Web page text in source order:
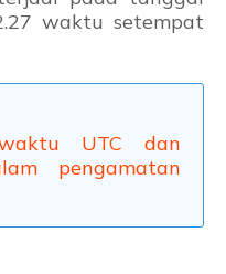
waktu setempat
UTC dan
pengamatan